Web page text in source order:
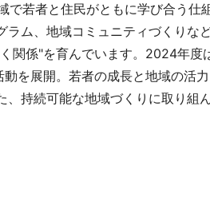
で若者と住民がともに学び合う仕
ラム、地域コミュニティづくりな
関係"を育んでいます。2024年度
を展開。若者の成長と地域の活力
、持続可能な地域づくりに取り組